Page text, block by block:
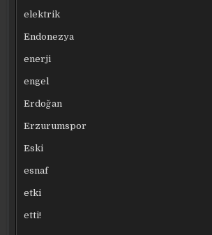
elektrik
Endonezya
enerji
engel
Erdoğan
Erzurumspor
Eski
esnaf
etki
etti!